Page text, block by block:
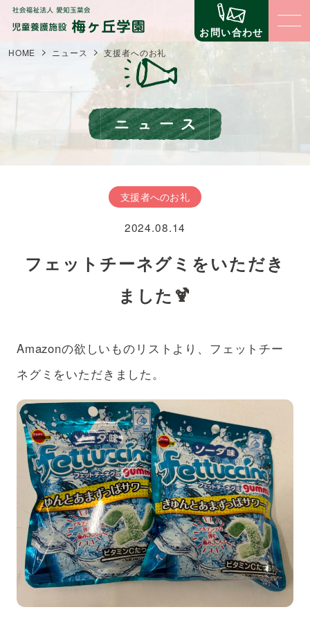
お問い合わせ
梅ヶ丘学園について
梅ヶ丘学園の理念
梅ヶ丘学園の概要
第三者評価
子どもたちの生活と環境
子どものための環境
子どものための仕組みづくり
コミュニティ（地域交流・公益事業）
自立への壁
職員の仕事
支援について
寄付金の場合
寄贈物品の場合
支援のお申込み
HOME ニュース 支援者へのお礼
支援者へのお礼
2024.08.14
フェットチーネグミをいただき
ました🍹
Amazonの欲しいものリストより、フェットチー
ネグミをいただきました。